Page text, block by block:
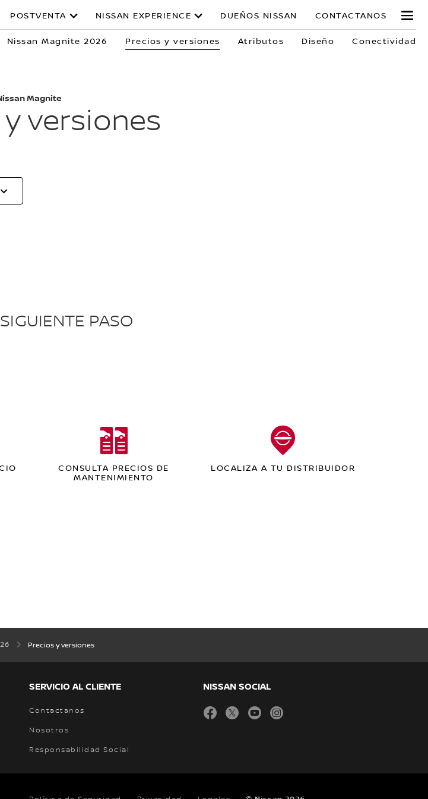
POSTVENTA NISSAN EXPERIENCE DUEÑOS NISSAN CONTACTANOS
Nissan Magnite 2026 Precios y versiones Atributos Diseño Conectividad
Magnite
versiones
PASO
CONSULTA PRECIOS DE
MANTENIMIENTO
LOCALIZA A TU DISTRIBUIDOR
Precios y versiones
SERVICIO AL CLIENTE
Contactanos
Nosotros
Responsabilidad Social
NISSAN SOCIAL
facebook
twitteryoutube